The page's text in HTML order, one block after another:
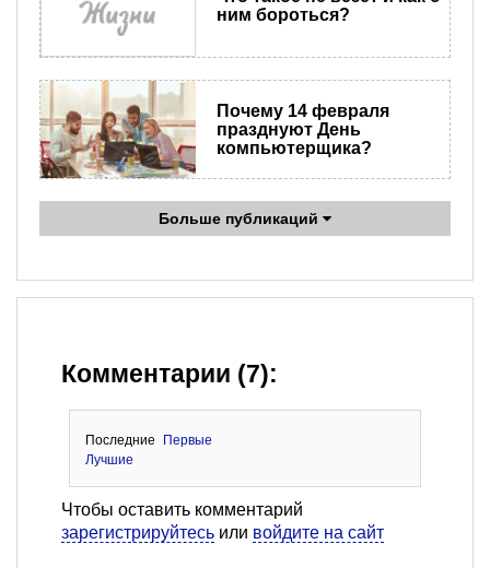
ним бороться?
Почему 14 февраля
празднуют День
компьютерщика?
Больше публикаций
Комментарии (7):
Последние
Первые
Лучшие
Чтобы оставить комментарий
зарегистрируйтесь или войдите на сайт